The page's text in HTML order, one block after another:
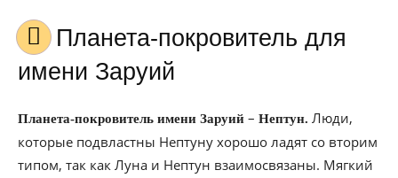
Планета-покровитель для
имени Заруий
Планета-покровитель имени Заруий – Нептун. Люди,
которые подвластны Нептуну хорошо ладят со вторим
типом, так как Луна и Нептун взаимосвязаны. Мягкий